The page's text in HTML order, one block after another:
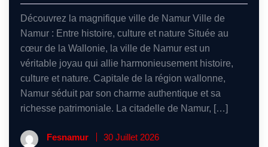
Découvrez la magnifique ville de Namur Ville de
Namur : Entre histoire, culture et nature Située au
cœur de la Wallonie, la ville de Namur est un
véritable joyau qui allie harmonieusement histoire,
culture et nature. Capitale de la région wallonne,
Namur séduit par son charme authentique et sa
richesse patrimoniale. La citadelle de Namur, […]
Fesnamur 30 Juillet 2026